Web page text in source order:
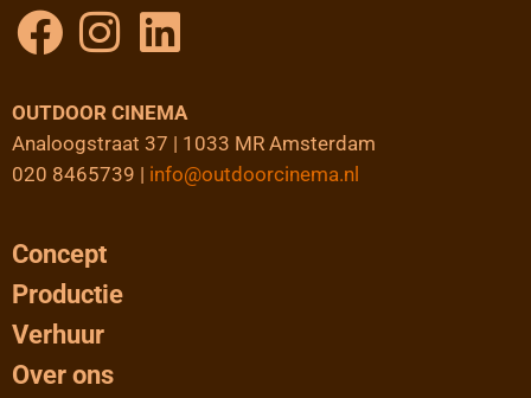
OUTDOOR CINEMA
Analoogstraat 37 | 1033 MR Amsterdam
020 8465739 | info@outdoorcinema.nl
Concept
Productie
Verhuur
Over ons